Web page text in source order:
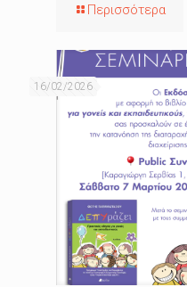
Περισσότερα
16/02/2026